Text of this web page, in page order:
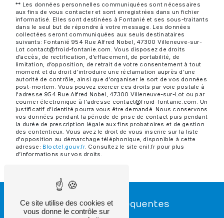
** Les données personnelles communiquées sont nécessaires
aux fins de vous contacter et sont enregistrées dans un fichier
informatisé. Elles sont destinées à Fontanié et ses sous-traitants
dans le seul but de répondre à votre message. Les données
collectées seront communiquées aux seuls destinataires
suivants: Fontanié 954 Rue Alfred Nobel, 47300 Villeneuve-sur-
Lot contact@froid-fontanie.com. Vous disposez de droits
d’accès, de rectification, d’effacement, de portabilité, de
limitation, d’opposition, de retrait de votre consentement à tout
moment et du droit d’introduire une réclamation auprès d’une
autorité de contrôle, ainsi que d’organiser le sort de vos données
post-mortem. Vous pouvez exercer ces droits par voie postale à
l'adresse 954 Rue Alfred Nobel, 47300 Villeneuve-sur-Lot ou par
courrier électronique à l'adresse contact@froid-fontanie.com. Un
justificatif d'identité pourra vous être demandé. Nous conservons
vos données pendant la période de prise de contact puis pendant
la durée de prescription légale aux fins probatoires et de gestion
des contentieux. Vous avez le droit de vous inscrire sur la liste
d'opposition au démarchage téléphonique, disponible à cette
adresse:
Bloctel.gouv.fr. Consultez le site cnil.fr pour plus
d’informations sur vos droits.
Recherches fréquentes
Ce site utilise des cookies et
vous donne le contrôle sur